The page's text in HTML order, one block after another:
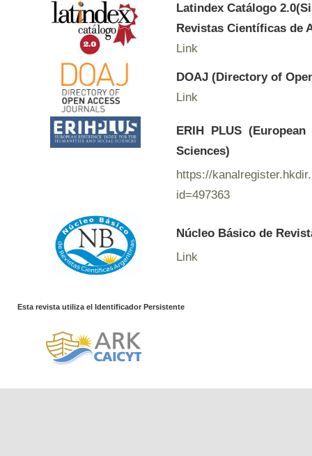
Latindex Catálogo
Revistas Científicas de
Link
DOAJ (Directory of
Link
ERIH PLUS
Sciences)
https://
id=497363
Núcleo Básico de
Link
Esta revista utiliza el Identificador Persistente